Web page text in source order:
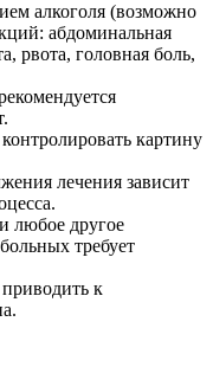
алкоголя (возможно
абдоминальная
рвота, головная боль,
картину
лечения зависит
любое другое
требует
к